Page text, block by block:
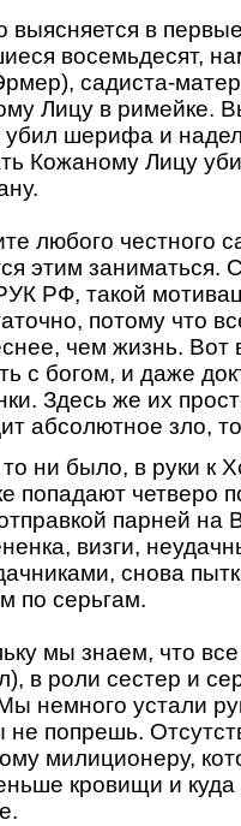
выясняется в
восемьдесят,
садиста-
Лицу в римейке.
убил шерифа и
Кожаному Лицу
любого честного
этим заниматься.
РФ, такой
потому что
чем жизнь. Вот
с богом, и даже
Здесь же их
абсолютное зло,
ни было, в руки к
попадают четверо
парней на
визги,
снова
по серьгам.
мы знаем, что
в роли сестер и
немного устали
не попрешь.
милиционеру,
кровищи и